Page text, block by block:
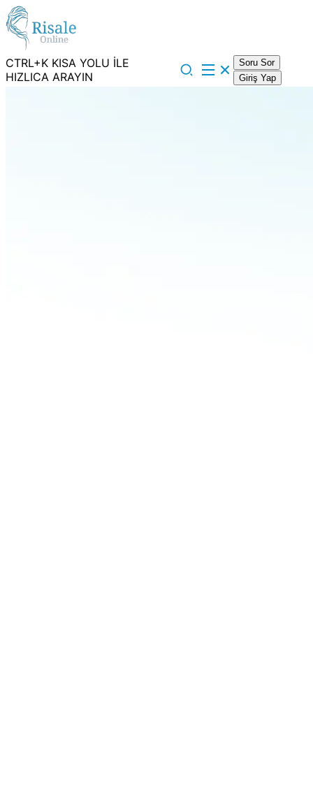
CTRL+K KISA YOLU İLE
HIZLICA ARAYIN
Soru Sor
Giriş Yap